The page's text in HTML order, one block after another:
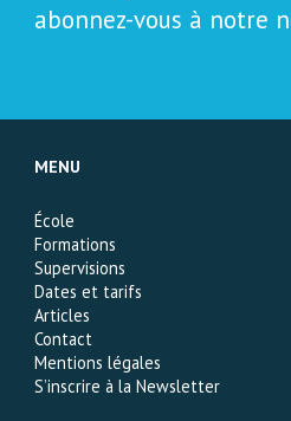
abonnez-vous à notre
MENU
École
Formations
Supervisions
Dates et tarifs
Articles
Contact
Mentions légales
S’inscrire à la Newsletter